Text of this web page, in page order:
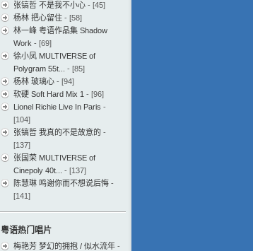
张镐哲 不是我不小心 - [45]
杨林 把心留住 - [58]
林一峰 粤语作品集 Shadow
Work - [69]
徐小凤 MULTIVERSE of
Polygram 55t...
- [85]
杨林 玻璃心 - [94]
软硬 Soft Hard Mix 1 - [96]
Lionel Richie Live In Paris -
[104]
张镐哲 我真的不是故意的 -
[137]
张国荣 MULTIVERSE of
Cinepoly 40t...
- [137]
陈慧琳 鸣谢你而不想说后悔 -
[141]
粤语热门唱片
梅艳芳 梦幻的拥抱 / 似水流年 -